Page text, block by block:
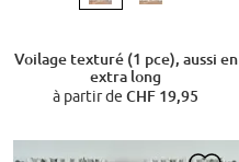
Voilage texturé (1 pce), aussi en
extra long
à partir deCHF 19,95